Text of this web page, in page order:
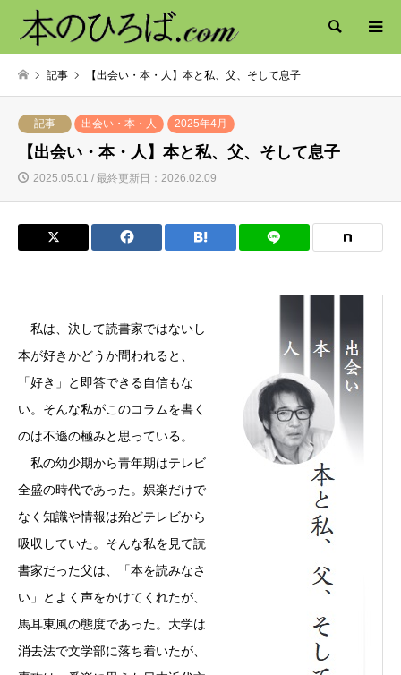
検索
記事 【出会い・本・人】本と私、父、そして息子
記事 出会い・本・人 2025年4月
【出会い・本・人】本と私、父、そして息子
2025.05.01 / 最終更新日：2026.02.09
私は、決して読書家ではないし
本が好きかどうか問われると、
「好き」と即答できる自信もな
い。そんな私がこのコラムを書く
のは不遜の極みと思っている。
私の幼少期から青年期はテレビ
全盛の時代であった。娯楽だけで
なく知識や情報は殆どテレビから
吸収していた。そんな私を見て読
書家だった父は、「本を読みなさ
い」とよく声をかけてくれたが、
馬耳東風の態度であった。大学は
消去法で文学部に落ち着いたが、